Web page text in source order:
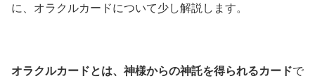
に、オラクルカードについて少し解説します。
オラクルカードとは、神様からの神託を得られるカードで